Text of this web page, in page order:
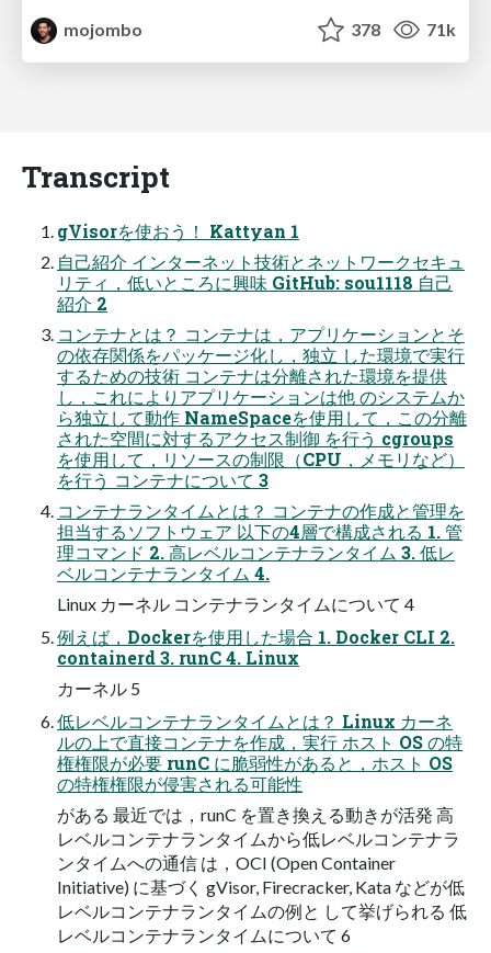
mojombo
378 71k
Transcript
gVisorを使おう！ Kattyan 1
自己紹介 インターネット技術とネットワークセキュ
リティ，低いところに興味 GitHub: sou1118 自己
紹介 2
コンテナとは？ コンテナは，アプリケーションとそ
の依存関係をパッケージ化し，独立 した環境で実行
するための技術 コンテナは分離された環境を提供
し，これによりアプリケーションは他 のシステムか
ら独立して動作 NameSpaceを使用して，この分離
された空間に対するアクセス制御 を行う cgroups
を使用して，リソースの制限（CPU，メモリなど）
を行う コンテナについて 3
コンテナランタイムとは？ コンテナの作成と管理を
担当するソフトウェア 以下の4層で構成される 1. 管
理コマンド 2. 高レベルコンテナランタイム 3. 低レ
ベルコンテナランタイム 4.
Linux カーネル コンテナランタイムについて 4
例えば，Dockerを使用した場合 1. Docker CLI 2.
containerd 3. runC 4. Linux
カーネル 5
低レベルコンテナランタイムとは？ Linux カーネ
ルの上で直接コンテナを作成，実行 ホスト OS の特
権権限が必要 runC に脆弱性があると，ホスト OS
の特権権限が侵害される可能性
がある 最近では，runC を置き換える動きが活発 高
レベルコンテナランタイムから低レベルコンテナラ
ンタイムへの通信 は，OCI (Open Container
Initiative) に基づく gVisor, Firecracker, Kata などが低
レベルコンテナランタイムの例と して挙げられる 低
レベルコンテナランタイムについて 6